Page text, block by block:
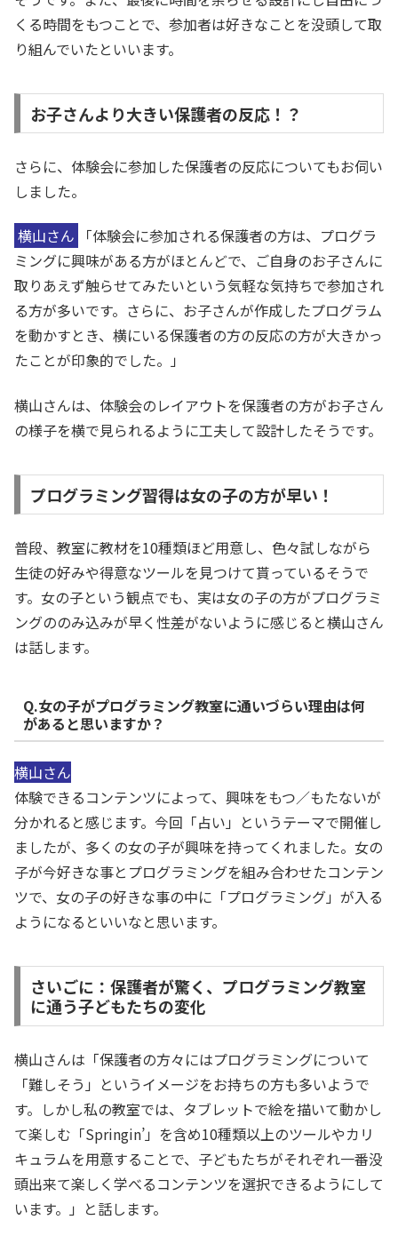
くる時間をもつことで、参加者は好きなことを没頭して取
り組んでいたといいます。
お子さんより大きい保護者の反応！？
さらに、体験会に参加した保護者の反応についてもお伺い
しました。
横山さん
「体験会に参加される保護者の方は、プログラ
ミングに興味がある方がほとんどで、ご自身のお子さんに
取りあえず触らせてみたいという気軽な気持ちで参加され
る方が多いです。さらに、お子さんが作成したプログラム
を動かすとき、横にいる保護者の方の反応の方が大きかっ
たことが印象的でした。」
横山さんは、体験会のレイアウトを保護者の方がお子さん
の様子を横で見られるように工夫して設計したそうです。
プログラミング習得は女の子の方が早い！
普段、教室に教材を10種類ほど用意し、色々試しながら
生徒の好みや得意なツールを見つけて貰っているそうで
す。女の子という観点でも、実は女の子の方がプログラミ
ングののみ込みが早く性差がないように感じると横山さん
は話します。
Q.女の子がプログラミング教室に通いづらい理由は何
があると思いますか？
横山さん
体験できるコンテンツによって、興味をもつ／もたないが
分かれると感じます。今回「占い」というテーマで開催し
ましたが、多くの女の子が興味を持ってくれました。女の
子が今好きな事とプログラミングを組み合わせたコンテン
ツで、女の子の好きな事の中に「プログラミング」が入る
ようになるといいなと思います。
さいごに：保護者が驚く、プログラミング教室
に通う子どもたちの変化
横山さんは「保護者の方々にはプログラミングについて
「難しそう」というイメージをお持ちの方も多いようで
す。しかし私の教室では、タブレットで絵を描いて動かし
て楽しむ「Springin’」を含め10種類以上のツールやカリ
キュラムを用意することで、子どもたちがそれぞれ一番没
頭出来て楽しく学べるコンテンツを選択できるようにして
います。」と話します。